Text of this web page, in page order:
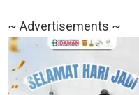
~ Advertisements ~